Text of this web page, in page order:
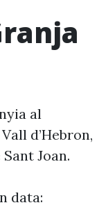
al
d’Hebron,
Joan.
data: